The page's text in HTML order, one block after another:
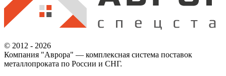
© 2012 - 2026
Компания "Аврора" — комплексная система поставок
металлопроката по России и СНГ.